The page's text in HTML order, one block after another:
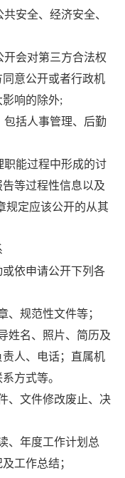
安全、经济安全、
开会对第三方合法权
意公开或者行政机
响的除外;
包括人事管理、后勤
职能过程中形成的讨
等过程性信息以及
规定应该公开的从其
依申请公开下列各
、规范性文件等；
姓名、照片、简历及
人、电话；直属机
方式等。
、文件修改废止、决
、年度工作计划总
工作总结；